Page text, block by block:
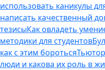
использовать каникулы
написать качественный
тезисыКак овладеть
методики для студентов
как с этим бороться
люди и какова их роль в